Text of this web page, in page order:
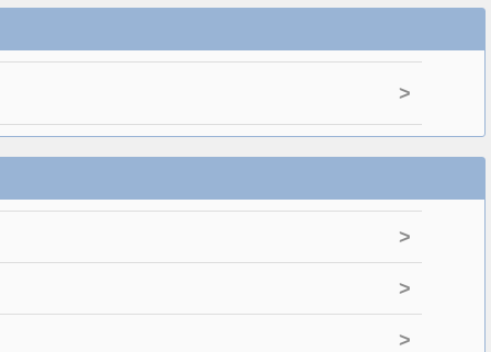
>
>
>
>